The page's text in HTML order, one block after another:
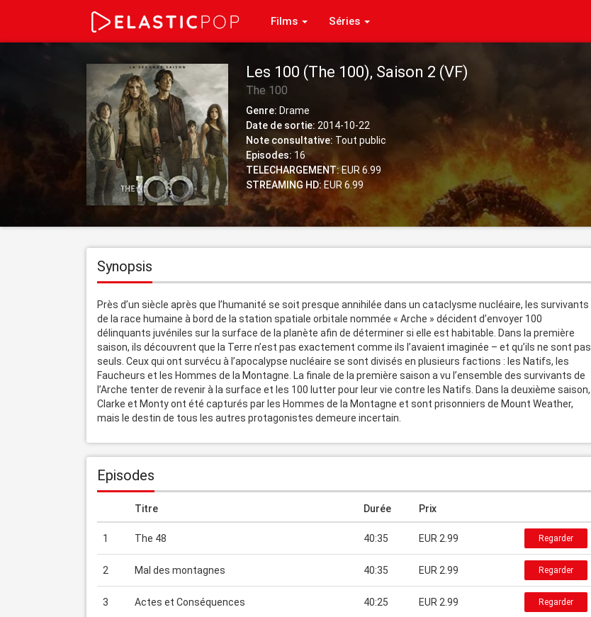
Films Séries
Les 100 (The 100), Saison 2 (VF)
The 100
Genre: Drame
Date de sortie: 2014-10-22
Note consultative: Tout public
Episodes:16
TELECHARGEMENT:EUR 6.99
STREAMING HD:EUR 6.99
Synopsis
Près d’un siècle après que l’humanité se soit presque annihilée dans un cataclysme nucléaire, les survivants
de la race humaine à bord de la station spatiale orbitale nommée « Arche » décident d’envoyer 100
délinquants juvéniles sur la surface de la planète afin de déterminer si elle est habitable. Dans la première
saison, ils découvrent que la Terre n’est pas exactement comme ils l’avaient imaginée – et qu’ils ne sont pas
seuls. Ceux qui ont survécu à l’apocalypse nucléaire se sont divisés en plusieurs factions : les Natifs, les
Faucheurs et les Hommes de la Montagne. La finale de la première saison a vu l’ensemble des survivants de
l’Arche tenter de revenir à la surface et les 100 lutter pour leur vie contre les Natifs. Dans la deuxième saison,
Clarke et Monty ont été capturés par les Hommes de la Montagne et sont prisonniers de Mount Weather,
mais le destin de tous les autres protagonistes demeure incertain.
Episodes
Titre Durée Prix
1 The 48 40:35 EUR 2.99 Regarder
2 Mal des montagnes 40:35 EUR 2.99 Regarder
3 Actes et Conséquences 40:25 EUR 2.99 Regarder